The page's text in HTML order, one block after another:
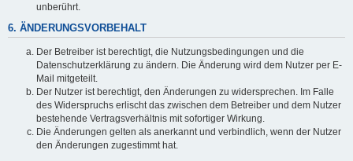
unberührt.
6. ÄNDERUNGSVORBEHALT
Der Betreiber ist berechtigt, die Nutzungsbedingungen und die
Datenschutzerklärung zu ändern. Die Änderung wird dem Nutzer per E-
Mail mitgeteilt.
Der Nutzer ist berechtigt, den Änderungen zu widersprechen. Im Falle
des Widerspruchs erlischt das zwischen dem Betreiber und dem Nutzer
bestehende Vertragsverhältnis mit sofortiger Wirkung.
Die Änderungen gelten als anerkannt und verbindlich, wenn der Nutzer
den Änderungen zugestimmt hat.